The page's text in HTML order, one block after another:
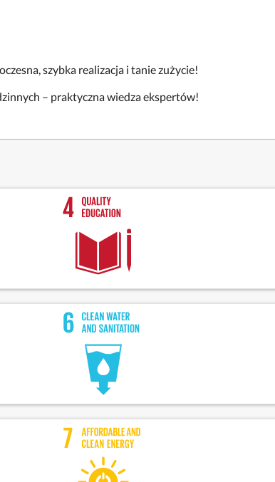
szybka realizacja i tanie zużycie!
– praktyczna wiedza ekspertów!